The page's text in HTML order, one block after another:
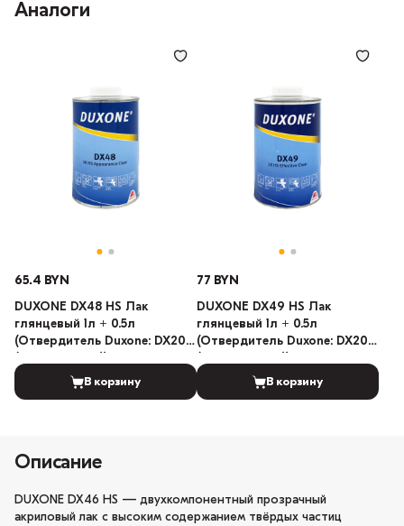
Аналоги
65.4 BYN
DUXONE DX48 HS Лак
глянцевый 1л + 0.5л
(Отвердитель Duxone: DX20
В корзину
77 BYN
DUXONE DX49 HS Лак
глянцевый 1л + 0.5л
(Отвердитель Duxone: DX20
В корзину
Описание
DUXONE DX46 HS — двухкомпонентный прозрачный
акриловый лак с высоким содержанием твёрдых частиц